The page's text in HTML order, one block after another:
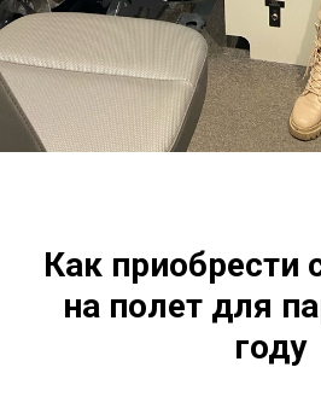
Как приобрести
на полет для
году